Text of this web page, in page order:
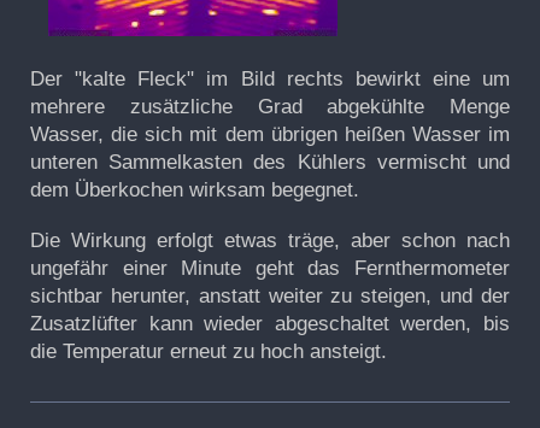
Der "kalte Fleck" im Bild rechts bewirkt eine um
mehrere zusätzliche Grad abgekühlte Menge
Wasser, die sich mit dem übrigen heißen Wasser im
unteren Sammelkasten des Kühlers vermischt und
dem Überkochen wirksam begegnet.
Die Wirkung erfolgt etwas träge, aber schon nach
ungefähr einer Minute geht das Fernthermometer
sichtbar herunter, anstatt weiter zu steigen, und der
Zusatzlüfter kann wieder abgeschaltet werden, bis
die Temperatur erneut zu hoch ansteigt.